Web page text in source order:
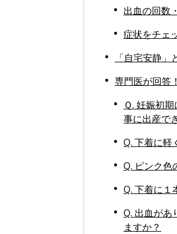
出血の回数
症状をチェ
「自宅安静
専門医が回答
Ｑ. 妊娠初
事に出産で
Q. 下着に軽
Q. ピンク色
Q. 下着に１
Q. 出血があ
ますか？